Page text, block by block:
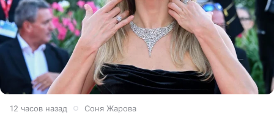
12 часов назад Соня Жарова